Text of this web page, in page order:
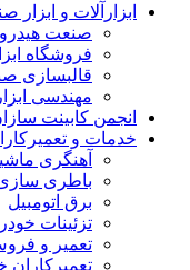
ابزارآلات و ابزار
صنعت
فروشگاه
قالبسازی
مهندسی
انجمن کابینت
خدمات و
آهنگری
باطری
برق اتومبیل
تزئینات
تعمیر و